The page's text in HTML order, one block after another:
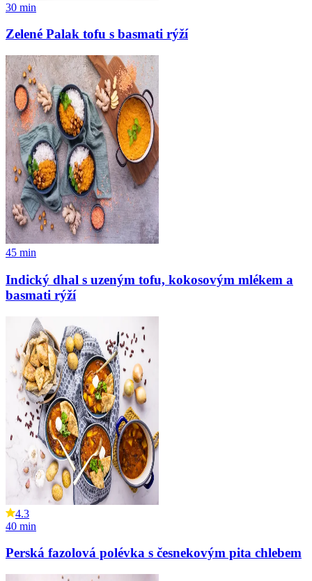
30 min
Zelené Palak tofu s basmati rýží
45 min
Indický dhal s uzeným tofu, kokosovým mlékem a
basmati rýží
4.3
40 min
Perská fazolová polévka s česnekovým pita chlebem